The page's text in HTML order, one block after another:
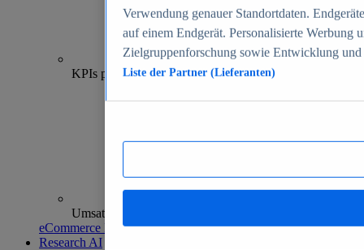
70+
KPIs pro Shop
Umsatzanalysen und -prognosen
eCommerce Insights entdecken
Research AI
Verwendung genauer Standortdaten.
auf einem Endgerät. Personalisierte Werbung
Zielgruppenforschung sowie Entwicklung
Liste der Partner (Lieferanten)